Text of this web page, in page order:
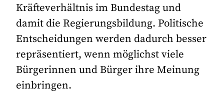
Kräfteverhältnis im Bundestag und
damit die Regierungsbildung. Politische
Entscheidungen werden dadurch besser
repräsentiert, wenn möglichst viele
Bürgerinnen und Bürger ihre Meinung
einbringen.